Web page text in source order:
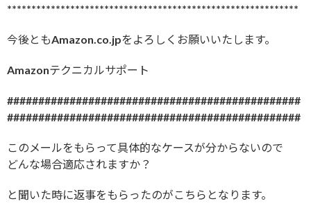
************************************************************
今後ともAmazon.co.jpをよろしくお願いいたします。
Amazonテクニカルサポート
###############################################
###############################################
このメールをもらって具体的なケースが分からないので
どんな場合適応されますか？
と聞いた時に返事をもらったのがこちらとなります。